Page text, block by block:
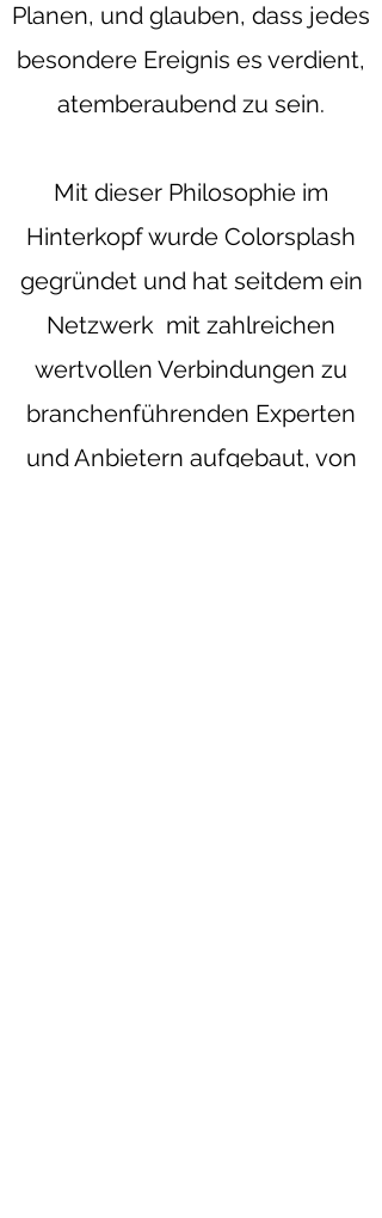
Planen, und glauben, dass jedes
besondere Ereignis es verdient,
atemberaubend zu sein.
Mit dieser Philosophie im
Hinterkopf wurde Colorsplash
gegründet und hat seitdem ein
Netzwerk mit zahlreichen
wertvollen Verbindungen zu
branchenführenden Experten
und Anbietern aufgebaut, von